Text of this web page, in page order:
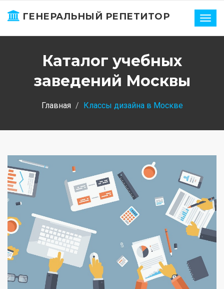
ГЕНЕРАЛЬНЫЙ РЕПЕТИТОР
Каталог учебных
заведений Москвы
Главная Классы дизайна в Москве